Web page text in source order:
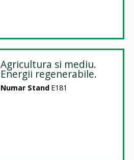
Agricultura si mediu.
Energii regenerabile.
Numar Stand E181